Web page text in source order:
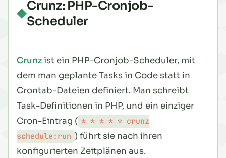
Crunz: PHP-Cronjob-
Scheduler
Crunzist ein PHP-Cronjob-Scheduler, mit
dem man geplante Tasks in Code statt in
Crontab-Dateien definiert. Man schreibt
Task-Definitionen in PHP, und ein einziger
Cron-Eintrag ( * * * * * crunz
schedule:run ) führt sie nach ihren
konfigurierten Zeitplänen aus.